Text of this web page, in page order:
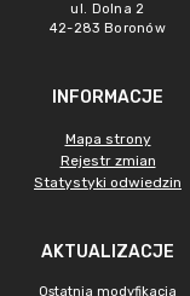
ul. Dolna 2
42-283 Boronów
INFORMACJE
Mapa strony
Rejestr zmian
Statystyki odwiedzin
AKTUALIZACJE
Ostatnia modyfikacja